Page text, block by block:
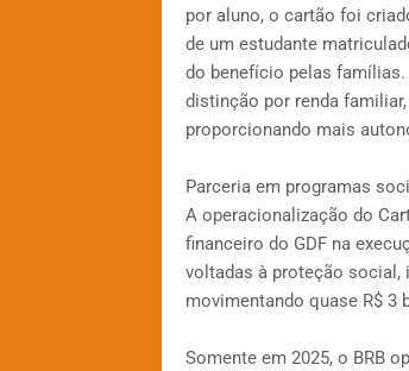
por aluno, o cartão foi
de um estudante
do benefício pelas
distinção por renda
proporcionando mais
Parceria em programas
A operacionalização do
financeiro do GDF na
voltadas à proteção social,
movimentando quase R$
Somente em 2025, o BRB